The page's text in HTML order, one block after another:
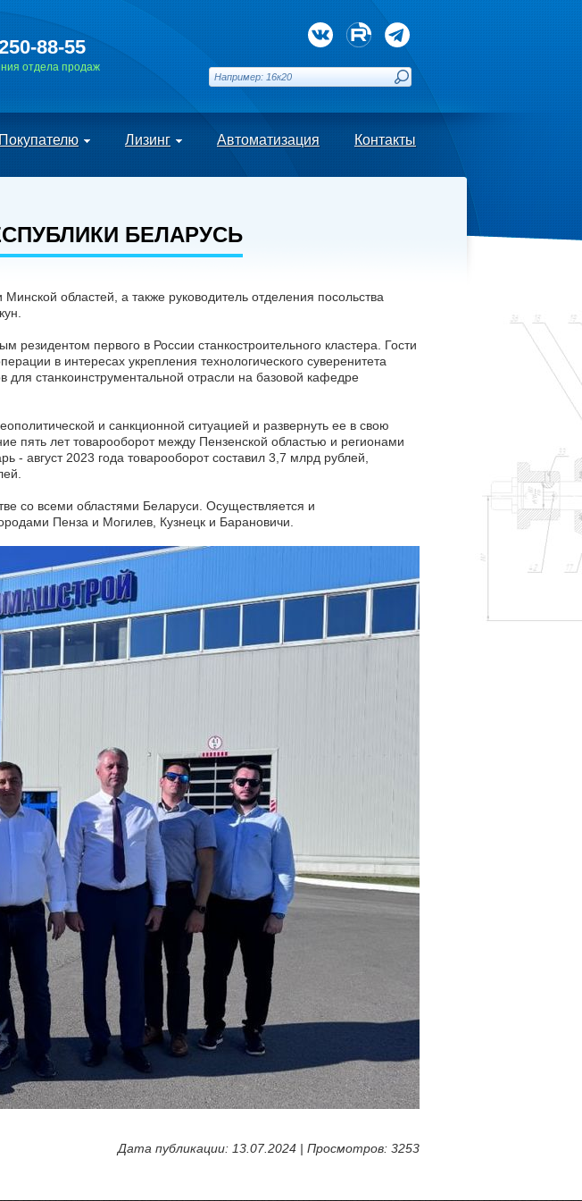
88-55
отдела продаж
Покупателю Лизинг Автоматизация Контакты
БЕЛАРУСЬ
областей, а также руководитель отделения посольства
первого в России станкостроительного кластера. Гости
в интересах укрепления технологического суверенитета
для станкоинструментальной отрасли на базовой кафедре
и санкционной ситуацией и развернуть ее в свою
пять лет товарооборот между Пензенской областью и регионами
- август 2023 года товарооборот составил 3,7 млрд рублей,
со всеми областями Беларуси. Осуществляется и
Пенза и Могилев, Кузнецк и Барановичи.
Дата публикации: 13.07.2024 | Просмотров: 3253